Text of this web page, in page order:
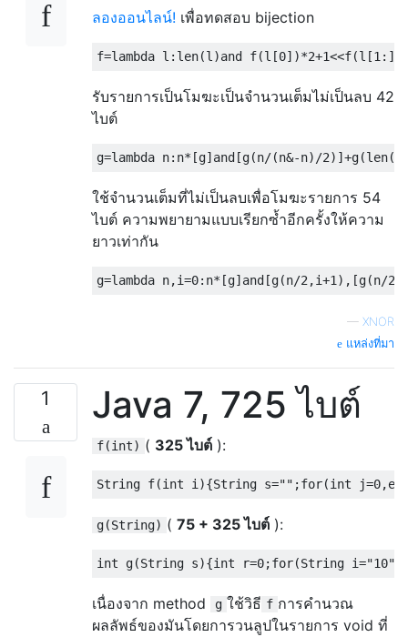
ลองออนไลน์! เพื่อทดสอบ bijection
f=lambda l : len(l )and f(l [0])*2+1<<f(l [1 :])
รับรายการเป็นโมฆะเป็นจำนวนเต็มไม่เป็นลบ 42
ไบต์
g=lambda n: n*[g] and [g(n/(n&-n)/2)]+g(len(
ใช้จำนวนเต็มที่ไม่เป็นลบเพื่อโมฆะรายการ 54
ไบต์ ความพยายามแบบเรียกซ้ำอีกครั้งให้ความ
ยาวเท่ากัน
g=lambda n,i=0: n*[g] and [g(n/2 ,i+1 ),[g(n/2
— XNOR
แหล่งที่มา
1 Java 7, 725 ไบต์
f(int) ( 325 ไบต์ ):
String f(int i ){String s="" ;for(int j=0,e
g(String) ( 75 + 325 ไบต์ ):
int g(String s){int r=0;for(String i="10"
เนื่องจาก method g ใช้วิธี f การคำนวณ
ผลลัพธ์ของมันโดยการวนลูปในรายการ void ที่